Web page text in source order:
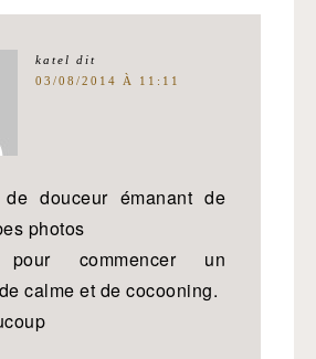
katel dit
03/08/2014 À 11:11
de douceur émanant de
photos
pour commencer un
calme et de cocooning.